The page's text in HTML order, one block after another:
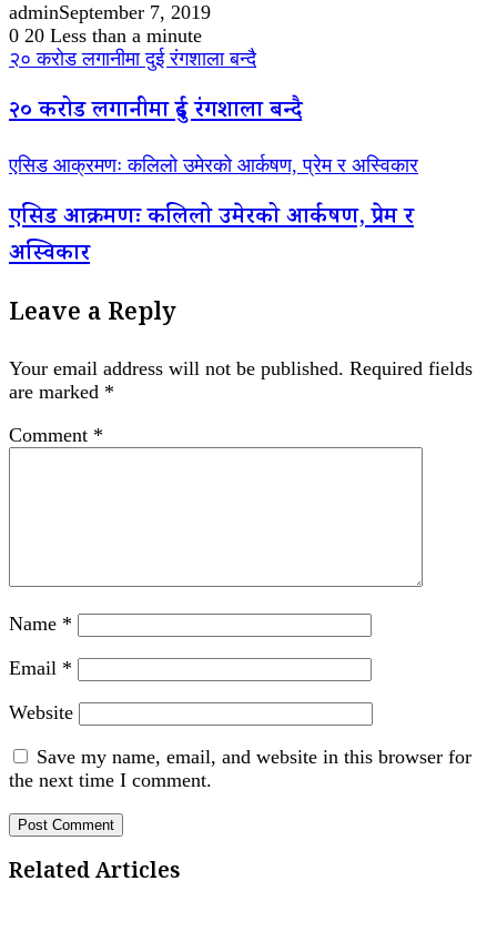
adminSeptember 7, 2019
0 20 Less than a minute
२० करोड लगानीमा दुई रंगशाला बन्दै
२० करोड लगानीमा दुई रंगशाला बन्दै
एसिड आक्रमणः कलिलो उमेरको आर्कषण, प्रेम र अस्विकार
एसिड आक्रमणः कलिलो उमेरको आर्कषण, प्रेम र
अस्विकार
Leave a Reply
Your email address will not be published. Required fields
are marked *
Comment *
Name *
Email *
Website
Save my name, email, and website in this browser for
the next time I comment.
Related Articles